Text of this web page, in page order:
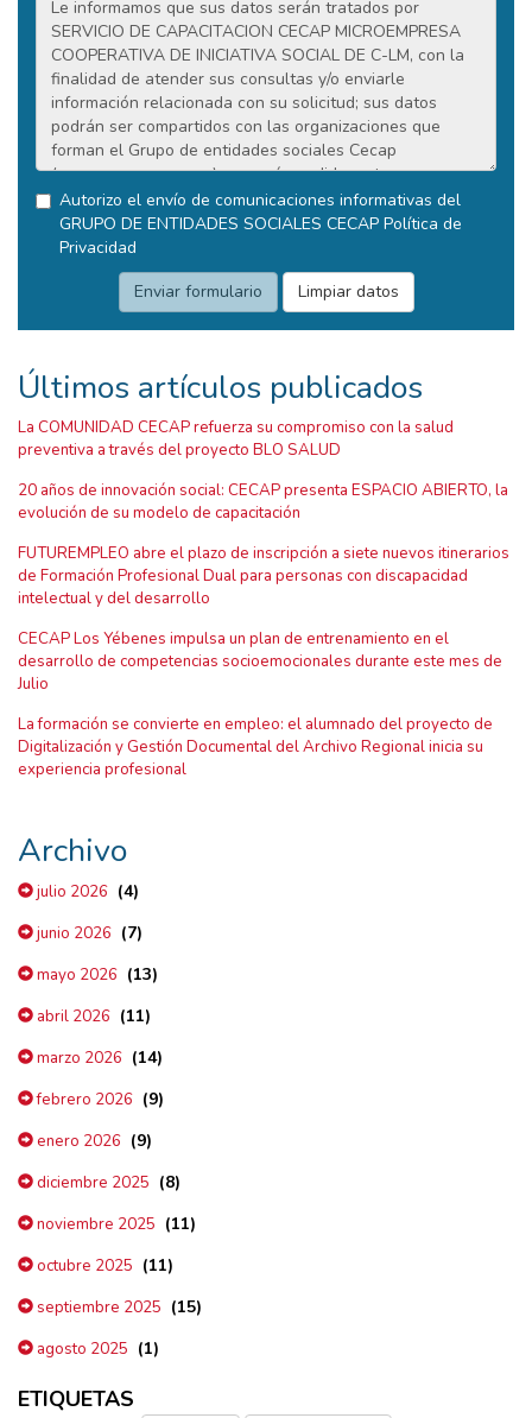
Autorizo el envío de comunicaciones informativas del
GRUPO DE ENTIDADES SOCIALES CECAP Política de
Privacidad
Últimos artículos publicados
La COMUNIDAD CECAP refuerza su compromiso con la salud
preventiva a través del proyecto BLO SALUD
20 años de innovación social: CECAP presenta ESPACIO ABIERTO, la
evolución de su modelo de capacitación
FUTUREMPLEO abre el plazo de inscripción a siete nuevos itinerarios
de Formación Profesional Dual para personas con discapacidad
intelectual y del desarrollo
CECAP Los Yébenes impulsa un plan de entrenamiento en el
desarrollo de competencias socioemocionales durante este mes de
Julio
La formación se convierte en empleo: el alumnado del proyecto de
Digitalización y Gestión Documental del Archivo Regional inicia su
experiencia profesional
Archivo
julio 2026 (4)
junio 2026 (7)
mayo 2026 (13)
abril 2026 (11)
marzo 2026 (14)
febrero 2026 (9)
enero 2026 (9)
diciembre 2025 (8)
noviembre 2025 (11)
octubre 2025 (11)
septiembre 2025 (15)
agosto 2025 (1)
ETIQUETAS